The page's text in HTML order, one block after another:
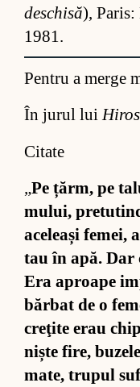
des­chisă),
1981.
Pentru a merge
În jurul lui
Citate
„Pe țărm, pe
mu­lui,
ace­leași fe­mei,
tau în apă.
Era aproape
băr­bat de o
creţite erau
niște fi­re,
ma­te, tru­pul